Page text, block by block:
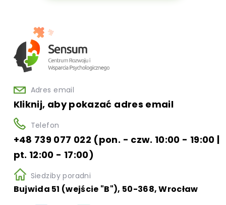
Adres email
Kliknij, aby pokazać adres email
Telefon
+48 739 077 022 (pon. - czw. 10:00 - 19:00 |
pt. 12:00 - 17:00)
Siedziby poradni
Bujwida 51 (wejście "B"), 50-368, Wrocław